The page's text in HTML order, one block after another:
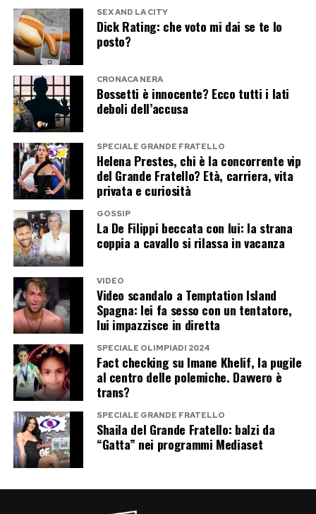
reality hanno lasciato intendere di non poter
ancora parlare liberamente delle rispettive
situazioni sentimentali, alimentando le
indiscrezioni su un possibile appuntamento a
settembre.
Fino ad allora, il racconto di Simona Giordano
resta uno degli elementi che continuano ad
alimentare il gossip intorno a Danilo D’Angelo e
Francesca Coppola. Una storia ancora priva di
una versione condivisa da tutti i protagonisti e
che potrebbe riservare nuovi colpi di scena nelle
prossime settimane.
Post Views: 198
SEX AND LA CITY
Dick Rating: che voto mi dai se te lo
posto?
CRONACA NERA
Bossetti è innocente? Ecco tutti i lati
deboli dell’accusa
SPECIALE GRANDE FRATELLO
Helena Prestes, chi è la concorrente vip
del Grande Fratello? Età, carriera, vita
privata e curiosità
GOSSIP
La De Filippi beccata con lui: la strana
coppia a cavallo si rilassa in vacanza
VIDEO
Video scandalo a Temptation Island
Spagna: lei fa sesso con un tentatore,
lui impazzisce in diretta
SPECIALE OLIMPIADI 2024
Fact checking su Imane Khelif, la pugile
al centro delle polemiche. Davvero è
trans?
SPECIALE GRANDE FRATELLO
Shaila del Grande Fratello: balzi da
“Gatta” nei programmi Mediaset